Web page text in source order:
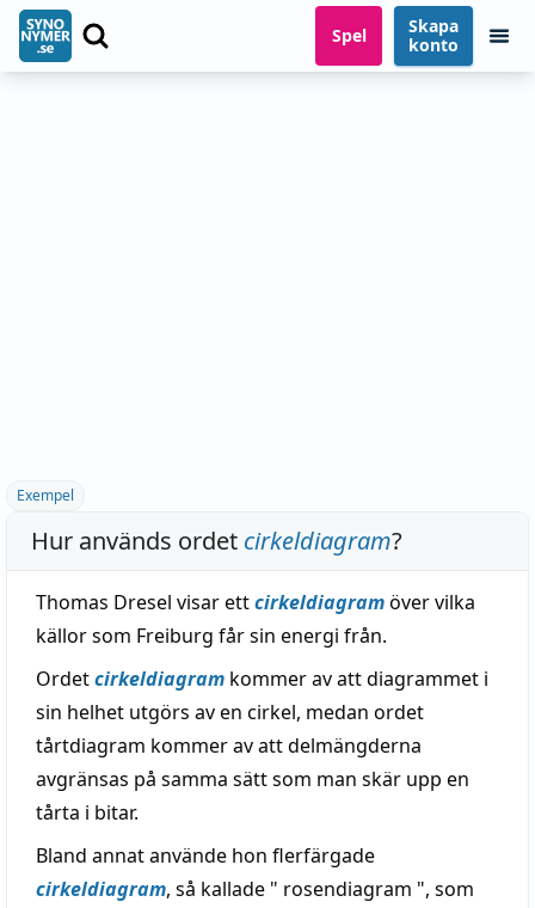
Spel
Skapa
konto
Exempel
Hur används ordet cirkeldiagram?
Thomas Dresel visar ettcirkeldiagramöver vilka
källor som Freiburg får sin energi från.
Ordetcirkeldiagram kommer av att diagrammet i
sin helhet utgörs av en cirkel, medan ordet
tårtdiagram kommer av att delmängderna
avgränsas på samma sätt som man skär upp en
tårta i bitar.
Bland annat använde hon flerfärgade
cirkeldiagram, så kallade " rosendiagram ", som